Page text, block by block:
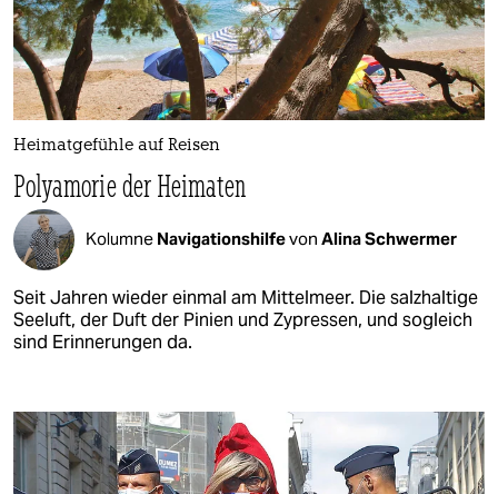
Heimatgefühle auf Reisen
Polyamorie der Heimaten
Kolumne Navigationshilfe​von Alina Schwermer
Seit Jahren wieder einmal am Mittelmeer. Die salzhaltige
Seeluft, der Duft der Pinien und Zypressen, und sogleich
sind Erinnerungen da.